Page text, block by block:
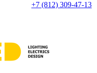
+7 (812) 309-47-13